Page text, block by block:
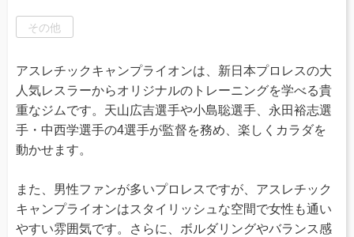
その他
アスレチックキャンプライオンは、新日本プロレスの大
人気レスラーからオリジナルのトレーニングを学べる貴
重なジムです。天山広吉選手や小島聡選手、永田裕志選
手・中西学選手の4選手が監督を務め、楽しくカラダを
動かせます。
また、男性ファンが多いプロレスですが、アスレチック
キャンプライオンはスタイリッシュな空間で女性も通い
やすい雰囲気です。さらに、ボルダリングやバランス感